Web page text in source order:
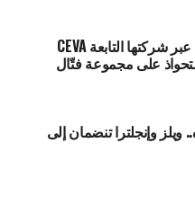
مجموعة CMA CGM عبر شركتها التابعة CEVA
ويلز وإنجلترا تنضمان إلى